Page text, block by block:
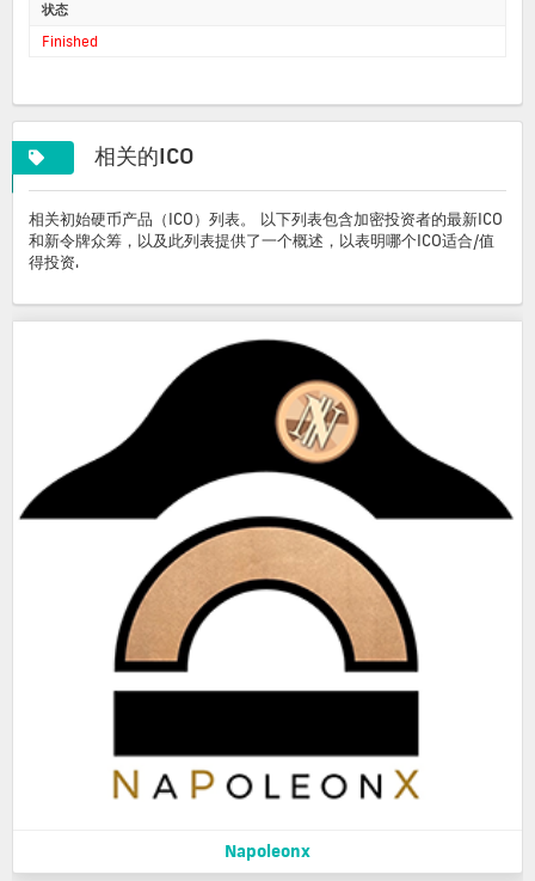
状态
Finished
相关的ICO
相关初始硬币产品（ICO）列表。 以下列表包含加密投资者的最新ICO
和新令牌众筹，以及此列表提供了一个概述，以表明哪个ICO适合/值
得投资.
Napoleonx